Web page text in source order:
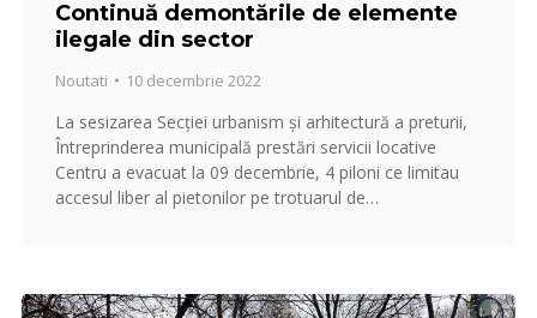
Continuă demontările de elemente
ilegale din sector
Noutati 10 decembrie 2022
La sesizarea Secției urbanism și arhitectură a preturii,
Întreprinderea municipală prestări servicii locative
Centru a evacuat la 09 decembrie, 4 piloni ce limitau
accesul liber al pietonilor pe trotuarul de…